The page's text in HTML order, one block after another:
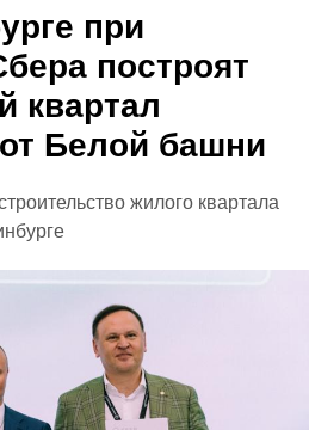
при
построят
квартал
Белой башни
жилого квартала